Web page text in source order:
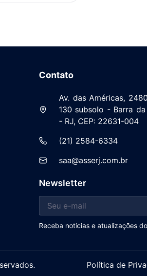
Contato
Av. das Américas,
130 subsolo - Barra
- RJ, CEP: 22631-004
(21) 2584-6334
saa@asserj.com.br
Newsletter
Receba notícias e atualizações
Política de